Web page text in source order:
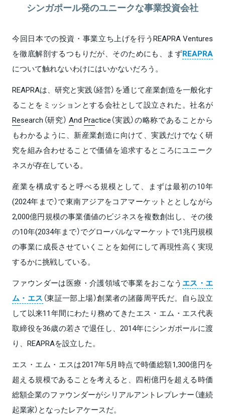
シンガポール発のユニークな事業投資会社
今回日本での投資・事業立ち上げを行うREAPRA Ventures
を徹底解剖するつもりだが、そのためにも、まずREAPRA
について触れないわけにはいかないだろう。
REAPRAは、研究と実践（経営）を通じて産業創造を一般化す
ることをミッションとする会社として設立された。社名が
Research（研究） And Practice（実践）の略称であることから
もわかるように、新産業創造に向けて、実践だけでなく研
究を組み合わせることで価値を追求するところにユニーク
ネスが存在している。
産業を構成すると呼べる規模として、まずは最初の10年
(2024年まで）で東南アジアをコアマーケットととしながら
2,000億円規模の事業価値のビジネスを複数創出し、その後
の10年(2034年まで）でグローバルなマーケットで1兆円規模
の事業に成長させていくことを如何にして再現性高く実現
するかに挑戦している。
ファウンダーは医療・介護領域で事業をおこなう エス・エ
ム・エス （東証一部上場）創業者の諸藤周平氏だ。自ら設立
して以来11年間にわたり務めてきたエス・エム・エス代表
取締役を36歳の若さで退任し、2014年にシンガポールに渡
り、REAPRAを設立した。
エス・エム・エスは2017年5月時点で時価総額1,300億円を
超える規模であることを考えると、四桁億円を超える時価
総額企業のファウンダーがシリアルアントレプレナー（連続
起業家）となったレアケースだ。